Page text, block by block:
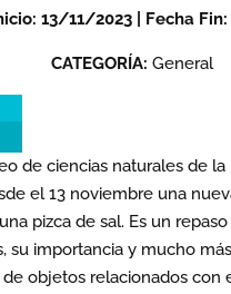
13/11/2023 | Fecha
CATEGORÍA: General
de ciencias naturales de la
el 13 noviembre una
pizca de sal. Es un
su importancia y mucho
de objetos relacionados con